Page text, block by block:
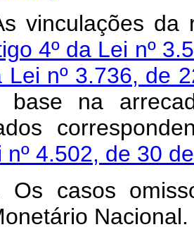
vinculações da
4º da Lei nº
Lei nº 3.736, de
base na
nº 4.502, de 30
casos
Nacional.